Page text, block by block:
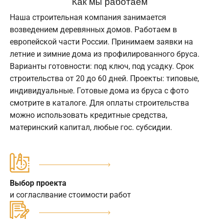
Наша строительная компания занимается
возведением деревянных домов. Работаем в
европейской части России. Принимаем заявки на
летние и зимние дома из профилированного бруса.
Варианты готовности: под ключ, под усадку. Срок
строительства от 20 до 60 дней. Проекты: типовые,
индивидуальные. Готовые дома из бруса с фото
смотрите в каталоге. Для оплаты строительства
можно использовать кредитные средства,
материнский капитал, любые гос. субсидии.
Выбор проекта
и согласлвание стоимости работ